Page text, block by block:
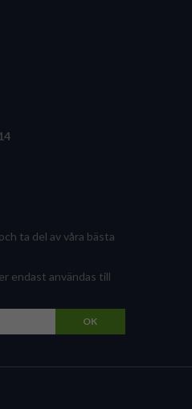
ta del av våra bästa
endast användas till
OK